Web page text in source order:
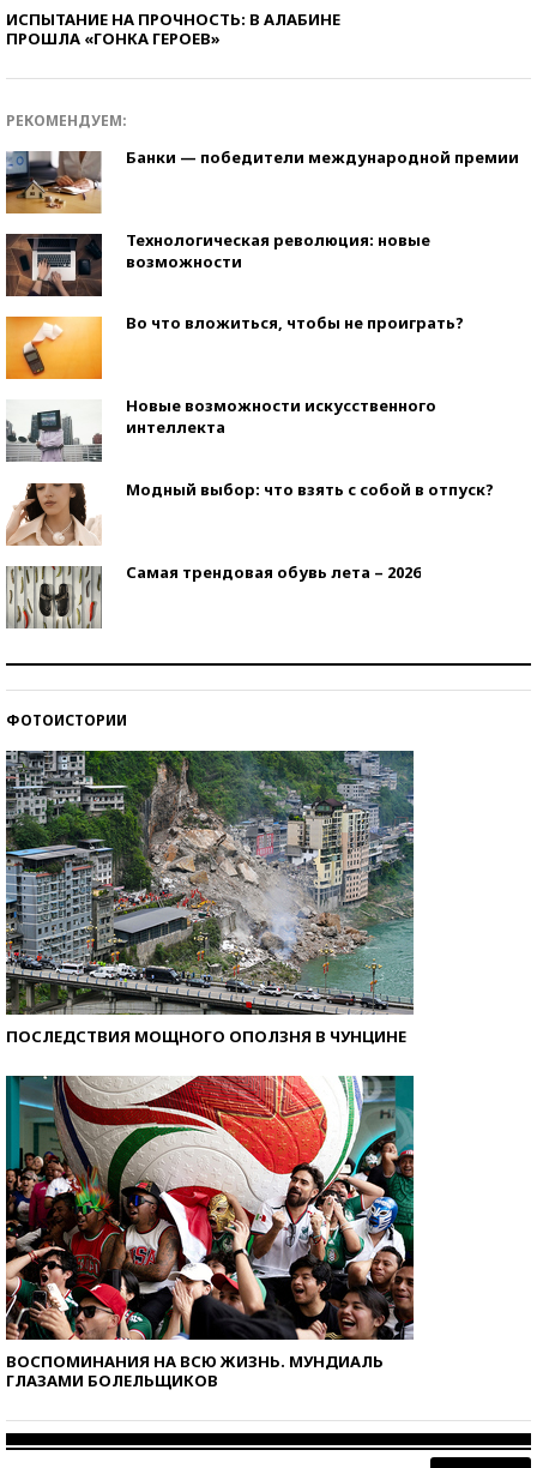
ИСПЫТАНИЕ НА ПРОЧНОСТЬ: В АЛАБИНЕ
ПРОШЛА «ГОНКА ГЕРОЕВ»
РЕКОМЕНДУЕМ:
Банки — победители международной премии
Технологическая революция: новые
возможности
Во что вложиться, чтобы не проиграть?
Новые возможности искусственного
интеллекта
Модный выбор: что взять с собой в отпуск?
Самая трендовая обувь лета – 2026
ФОТОИСТОРИИ
ПОСЛЕДСТВИЯ МОЩНОГО ОПОЛЗНЯ В ЧУНЦИНЕ
ВОСПОМИНАНИЯ НА ВСЮ ЖИЗНЬ. МУНДИАЛЬ
ГЛАЗАМИ БОЛЕЛЬЩИКОВ